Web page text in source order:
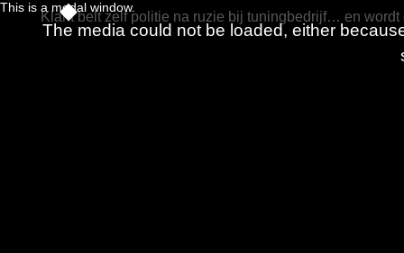
This is a modal window.
The media could not be loaded, either
Klant belt zelf politie na ruzie bij tuningbedrijf… en wordt